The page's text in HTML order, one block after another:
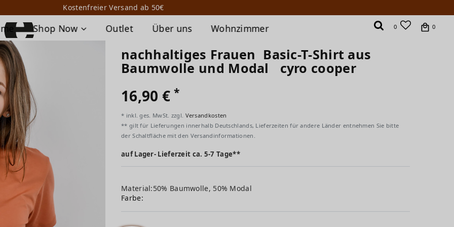
Kostenfreier Versand ab 50€
Shop Now Outlet Über uns Wohnzimmer 0 0
nachhaltiges Frauen Basic-T-Shirt aus
Baumwolle und Modal cyro cooper
16,90 €*
* inkl. ges. MwSt. zzgl. Versandkosten
** gilt für Lieferungen innerhalb Deutschlands, Lieferzeiten für andere Länder entnehmen Sie bitte
der Schaltfläche mit den Versandinformationen.
auf Lager- Lieferzeit ca. 5-7 Tage**
Material:50% Baumwolle, 50% Modal
Farbe: